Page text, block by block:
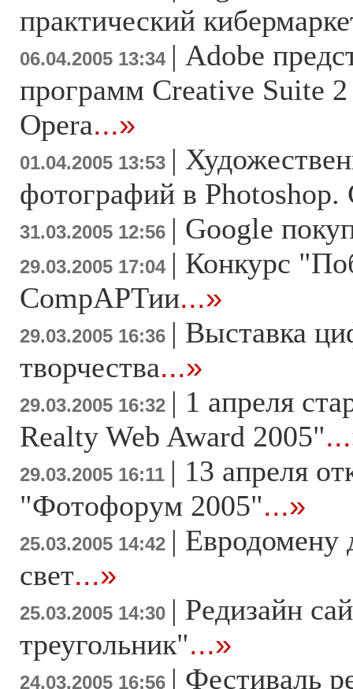
практический
06.04.2005 13:34 | Adobe
программ Creative Suite 2
Opera...»
01.04.2005 13:53 |
фотографий в Photoshop.
31.03.2005 12:56 | Google
29.03.2005 17:04 | Конкурс
CompАРТии...»
29.03.2005 16:36 | Выставка
творчества...»
29.03.2005 16:32 | 1 апреля
Realty Web Award 2005"
29.03.2005 16:11 | 13 апреля
"Фотофорум 2005"...»
25.03.2005 14:42 | Евродомену
свет...»
25.03.2005 14:30 | Редизайн
треугольник"...»
24.03.2005 16:56 | Фестиваль